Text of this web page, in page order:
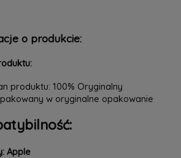
o produkcie:
produktu: 100% Oryginalny
w oryginalne opakowanie
Apple